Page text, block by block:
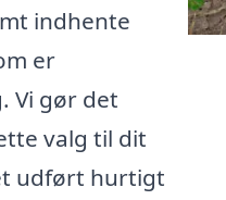
indhente
er
Vi gør det
valg til dit
udført hurtigt